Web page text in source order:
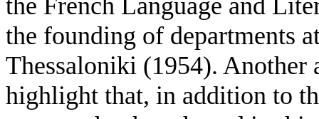
the founding of departments
Thessaloniki (1954). Another
highlight that, in addition to